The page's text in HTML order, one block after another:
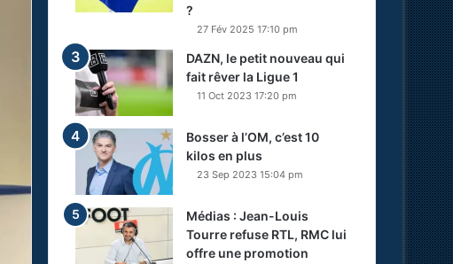
?
27 Fév 2025 17:10 pm
DAZN, le petit nouveau qui
fait rêver la Ligue 1
11 Oct 2023 17:20 pm
Bosser à l’OM, c’est 10
kilos en plus
23 Sep 2023 15:04 pm
Médias : Jean-Louis
Tourre refuse RTL, RMC lui
offre une promotion